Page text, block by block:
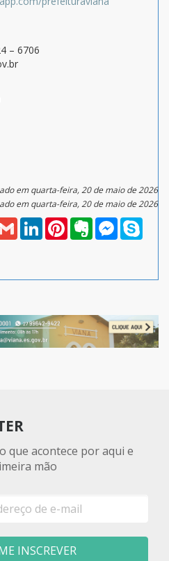
– 6706
em quarta-feira, 20 de maio de 2026
em quarta-feira, 20 de maio de 2026
Gmail LinkedInPinterestEvernoteMessenger
que acontece por aqui e
mão
INSCREVER